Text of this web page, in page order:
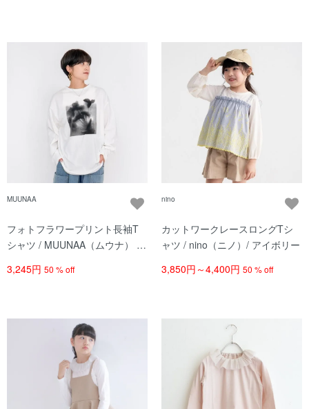
MUUNAA
フォトフラワープリント長袖T
シャツ / MUUNAA（ムウナ） /
3,245円 50 % off
nino
カットワークレースロングTシ
ャツ / nino（ニノ）/ アイボリー
3,850円～4,400円 50 % off